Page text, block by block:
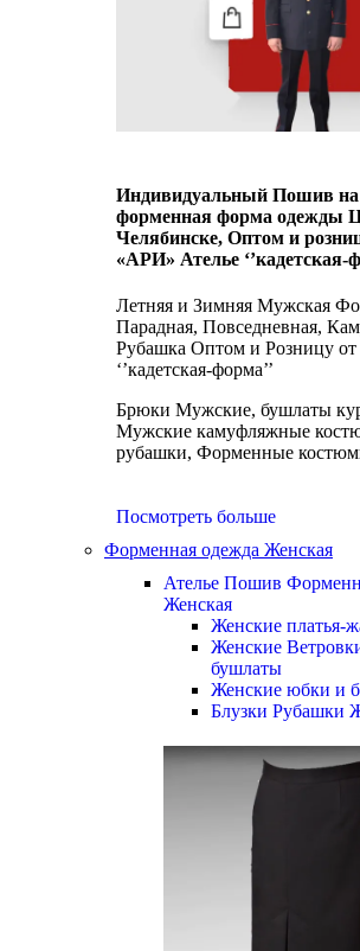
Индивидуальный Пошив на
форменная форма одежды
Челябинске, Оптом и
«АРИ» Ателье ‘’кадетская-
Летняя и Зимняя Мужская
Парадная, Повседневная,
Рубашка Оптом и Розницу от
‘’кадетская-форма’’
Брюки Мужские, бушлаты
Мужские камуфляжные
рубашки, Форменные
Посмотреть больше
Форменная одежда Женская
Ателье Пошив
Женская
Женские платья-
Женские
бушлаты
Женские юбки и
Блузки Рубашки